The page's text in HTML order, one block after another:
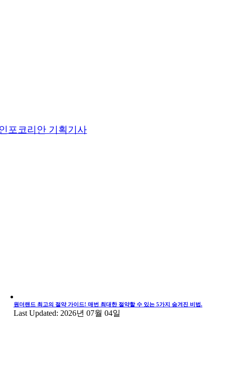
포코리안 기획기사
원더랜드 최고의 절약 가이드! 매번 최대한 절약할 수 있는 5가지 숨겨진 비법.
Last Updated: 2026년 07월 04일